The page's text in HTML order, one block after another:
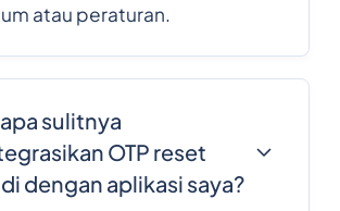
atau peraturan.
sulitnya
OTP reset
dengan aplikasi saya?